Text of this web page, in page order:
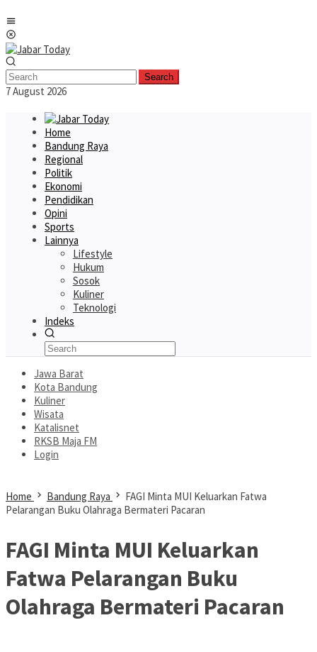
to
content
Search
7 August 2026
Home
Bandung Raya
Regional
Politik
Ekonomi
Pendidikan
Opini
Sports
Lainnya
Lifestyle
Hukum
Sosok
Kuliner
Teknologi
Indeks
Jawa Barat
Kota Bandung
Kuliner
Wisata
Katalisnet
RKSB Maja FM
Login
Home Bandung Raya
FAGI Minta MUI Keluarkan Fatwa
Pelarangan Buku Olahraga Bermateri Pacaran
FAGI Minta MUI Keluarkan
Fatwa Pelarangan Buku
Olahraga Bermateri Pacaran